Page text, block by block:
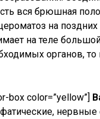
вся брюшная
на
на теле
органов,
box color=”yellow”]
нервные